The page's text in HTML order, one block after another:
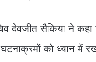
देवजीत सैकिया ने कहा
को ध्यान में